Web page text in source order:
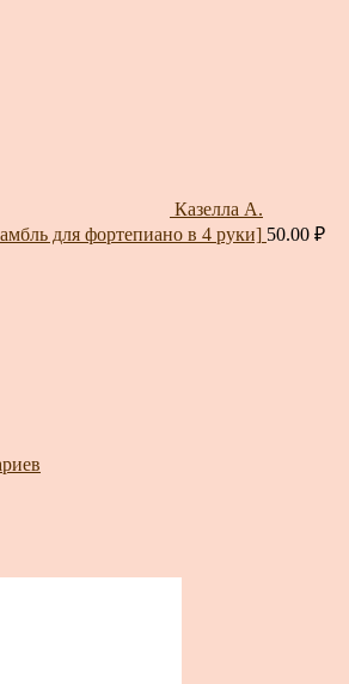
Казелла А.
для фортепиано в 4 руки] 50.00 ₽